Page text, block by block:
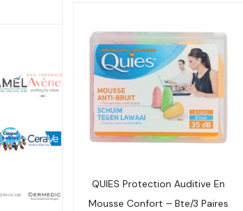
QUIES Protection Auditive En
Mousse Confort – Bte/3 Paires